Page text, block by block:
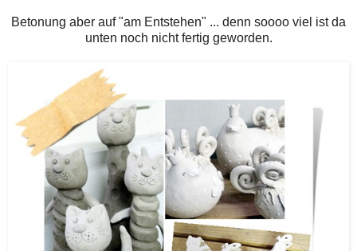
Betonung aber auf "am Entstehen" ... denn soooo viel ist da
unten noch nicht fertig geworden.